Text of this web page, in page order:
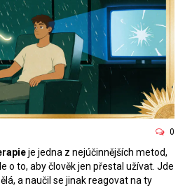
0
je jedna z nejúčinnějších metod,
o to, aby člověk jen přestal užívat. Jde
a naučil se jinak reagovat na ty